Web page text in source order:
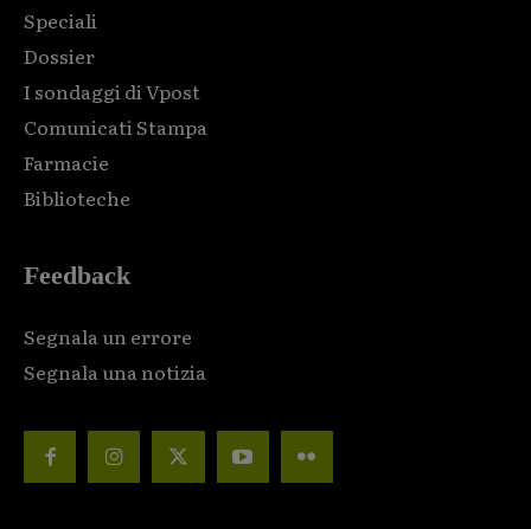
Speciali
Dossier
I sondaggi di Vpost
Comunicati Stampa
Farmacie
Biblioteche
Feedback
Segnala un errore
Segnala una notizia